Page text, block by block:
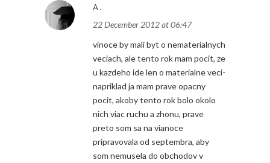
A.
22 December 2012 at 06:47
vinoce by mali byt o nematerialnych
veciach, ale tento rok mam pocit, ze
u kazdeho ide len o materialne veci-
napriklad ja mam prave opacny
pocit, akoby tento rok bolo okolo
nich viac ruchu a zhonu, prave
preto som sa na vianoce
pripravovala od septembra, aby
som nemusela do obchodov v